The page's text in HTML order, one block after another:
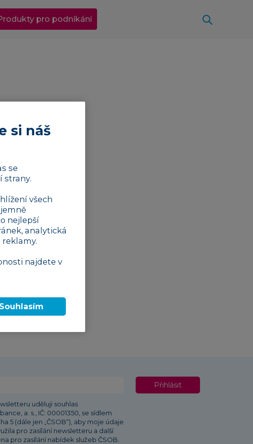
pro podnikání
uděluji souhlas
a. s., IČ: 00001350, se sídlem
5 (dále jen „ČSOB“), aby moje údaje
pro zasílání newsletteru a další
pro zasílání nabídek služeb ČSOB.
Přihlásit
si náš
se
strany.
všech
nejlepší
analytická
najdete v
Souhlasím